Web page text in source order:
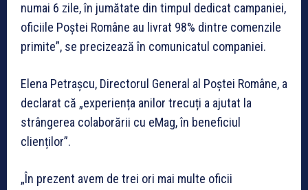
numai 6 zile, în jumătate din timpul dedicat campaniei,
oficiile Poștei Române au livrat 98% dintre comenzile
primite”, se precizează în comunicatul companiei.
Elena Petraşcu, Directorul General al Poştei Române, a
declarat că „experiența anilor trecuți a ajutat la
strângerea colaborării cu eMag, în beneficiul
clienților”.
„În prezent avem de trei ori mai multe oficii